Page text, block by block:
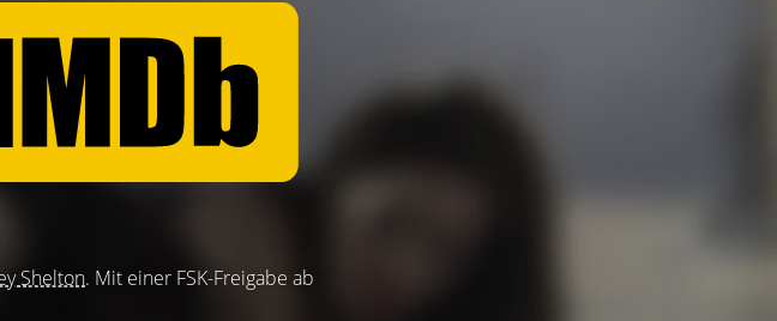
Shelton. Mit einer FSK-Freigabe ab